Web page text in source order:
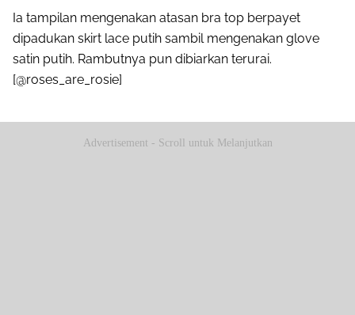
Ia tampilan mengenakan atasan bra top berpayet
dipadukan skirt lace putih sambil mengenakan glove
satin putih. Rambutnya pun dibiarkan terurai.
[@roses_are_rosie]
Advertisement - Scroll untuk Melanjutkan